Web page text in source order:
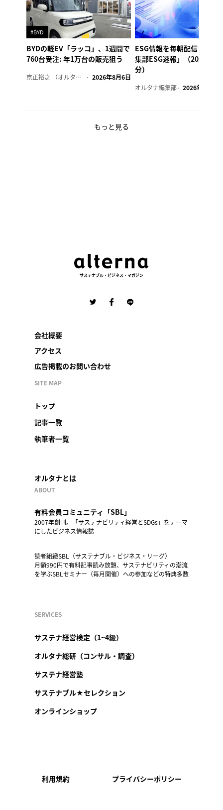
#BYD
BYDの軽EV「ラッコ」、1週間で
760台受注: 年1万台の販売狙う
京正裕之 （オルタナ副編集長） 2026年8月6日
ESG情報を毎朝配信「オル
集部ESG速報」（2026年8
分）
オルタナ編集部 2026年8月6日
もっと見る
サステナブル・ビジネス・マガジン
会社概要
アクセス
広告掲載のお問い合わせ
SITE MAP
トップ
記事一覧
執筆者一覧
オルタナとは
ABOUT
有料会員コミュニティ「SBL」
2007年創刊。「サステナビリティ経営とSDGs」をテーマ
にしたビジネス情報誌
読者組織SBL（サステナブル・ビジネス・リーグ）
月額990円で有料記事読み放題、サステナビリティの潮流
を学ぶSBLセミナー（毎月開催）への参加などの特典多数
SERVICES
サステナ経営検定（1~4級）
オルタナ総研（コンサル・調査）
サステナ経営塾
サステナブル★セレクション
オンラインショップ
利用規約 プライバシーポリシー